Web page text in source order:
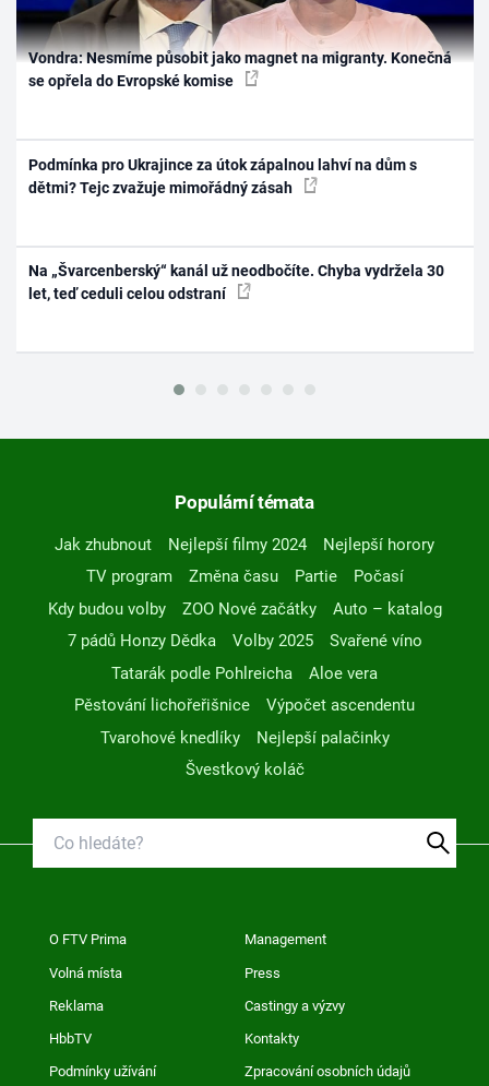
Vondra: Nesmíme působit jako magnet na migranty. Konečná
se opřela do Evropské komise
Podmínka pro Ukrajince za útok zápalnou lahví na dům s
dětmi? Tejc zvažuje mimořádný zásah
Na „Švarcenberský“ kanál už neodbočíte. Chyba vydržela 30
let, teď ceduli celou odstraní
Populární témata
Jak zhubnout Nejlepší filmy 2024
Nejlepší horory
TV program
Změna času Partie
Počasí
Kdy budou volby
ZOO Nové začátky
Auto – katalog
7 pádů Honzy Dědka
Volby 2025
Svařené víno
Tatarák podle Pohlreicha
Aloe vera
Pěstování lichořeřišnice
Výpočet ascendentu
Tvarohové knedlíky
Nejlepší palačinky
Švestkový koláč
O FTV Prima Management
Volná místa Press
Reklama Castingy a výzvy
HbbTV Kontakty
Podmínky užívání Zpracování osobních údajů